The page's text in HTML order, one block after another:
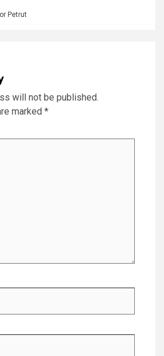
Petrut
will not be published.
marked *